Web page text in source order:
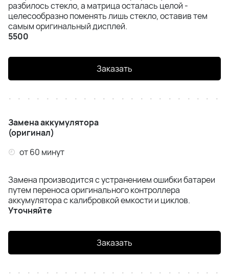
iPhone 12
iPhone 12 Mini
iPhone 11 Pro Max
iPhone 11
iPhone XR
iPhone X
iPhone SE (2020) / SE (2022) / SE (2023)
разбилось стекло, а матрица осталась целой -
целесообразно поменять лишь стекло, оставив тем
самым оригинальный дисплей.
5500
Заказать
Замена аккумулятора
(оригинал)
от 60 минут
Замена производится с устранением ошибки батареи
путем переноса оригинального контроллера
аккумулятора с калибровкой емкости и циклов.
Уточняйте
Заказать